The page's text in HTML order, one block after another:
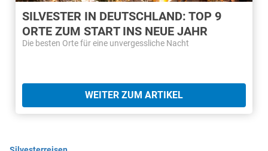
SILVESTER IN DEUTSCHLAND: TOP 9
ORTE ZUM START INS NEUE JAHR
Die besten Orte für eine unvergessliche Nacht
WEITER ZUM ARTIKEL